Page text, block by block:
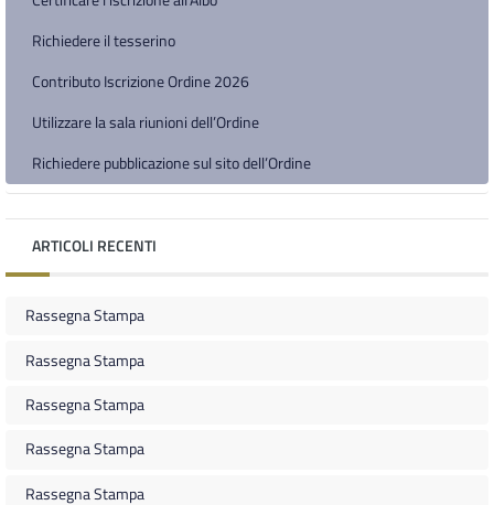
Richiedere il tesserino
Contributo Iscrizione Ordine 2026
Utilizzare la sala riunioni dell’Ordine
Richiedere pubblicazione sul sito dell’Ordine
ARTICOLI RECENTI
Rassegna Stampa
Rassegna Stampa
Rassegna Stampa
Rassegna Stampa
Rassegna Stampa